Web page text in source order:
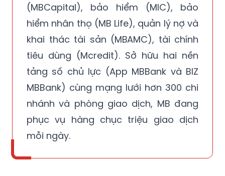
(MBCapital), bảo hiểm (MIC), bảo
hiểm nhân thọ (MB Life), quản lý nợ và
khai thác tài sản (MBAMC), tài chính
tiêu dùng (Mcredit). Sở hữu hai nền
tảng số chủ lực (App MBBank và BIZ
MBBank) cùng mạng lưới hơn 300 chi
nhánh và phòng giao dịch, MB đang
phục vụ hàng chục triệu giao dịch
mỗi ngày.